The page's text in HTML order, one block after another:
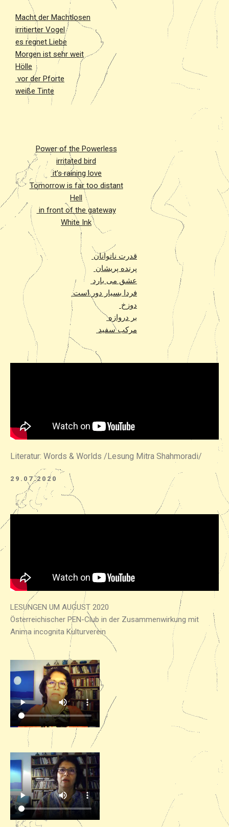
Macht der Machtlosen
irritierter Vogel
es regnet Liebe
Morgen ist sehr weit
Hölle
vor der Pforte
weiße Tinte
Power of the Powerless
irritated bird
it’s raining love
Tomorrow is far too distant
Hell
in front of the gateway
White Ink
قدرت ناتوانان
پرنده پریشان
عشق می بارد
فردا بسیار دور است
دوزخ
بر دروازه
مرکب سفید
Literatur: Words & Worlds /Lesung Mitra Shahmoradi/
29.07.2020
LESUNGEN UM AUGUST 2020
Österreichischer PEN-Club in der Zusammenwirkung mit
Anima incognita Kulturverein